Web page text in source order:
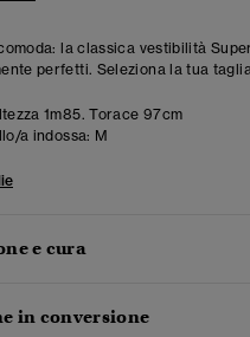
la classica vestibilità
perfetti. Seleziona la tua
1m85. Torace 97cm
a indossa: M
e cura
in conversione